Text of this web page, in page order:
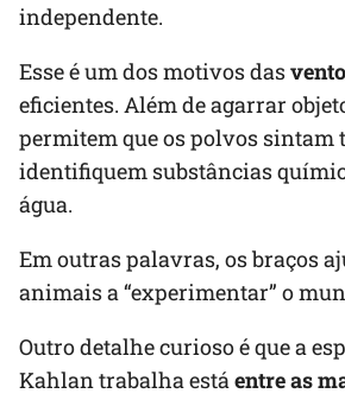
independente.
Esse é um dos motivos das
eficientes. Além de agarrar
permitem que os polvos sintam
identifiquem substâncias
água.
Em outras palavras, os braços
animais a “experimentar” o
Outro detalhe curioso é que a
Kahlan trabalha estáentre as